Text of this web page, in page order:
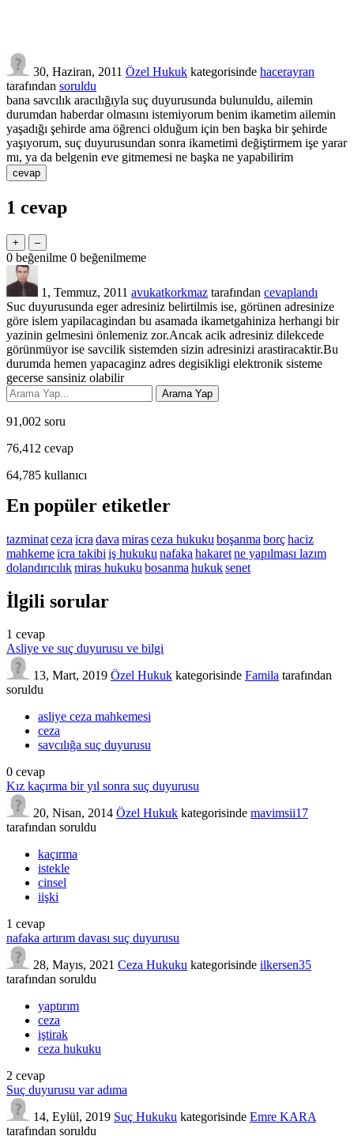
30, Haziran, 2011 Özel Hukuk kategorisinde hacerayran
tarafından soruldu
bana savcılık aracılığıyla suç duyurusunda bulunuldu, ailemin
durumdan haberdar olmasını istemiyorum benim ikametim ailemin
yaşadığı şehirde ama öğrenci olduğum için ben başka bir şehirde
yaşıyorum, suç duyurusundan sonra ikametimi değiştirmem işe yarar
mı, ya da belgenin eve gitmemesi ne başka ne yapabilirim
1 cevap
0 beğenilme 0 beğenilmeme
1, Temmuz, 2011 avukatkorkmaz tarafından cevaplandı
Suc duyurusunda eger adresiniz belirtilmis ise, görünen adresinize
göre islem yapilacagindan bu asamada ikametgahiniza herhangi bir
yazinin gelmesini önlemeniz zor.Ancak acik adresiniz dilekcede
görünmüyor ise savcilik sistemden sizin adresinizi arastiracaktir.Bu
durumda hemen yapacaginz adres degisikligi elektronik sisteme
gecerse sansiniz olabilir
91,002 soru
76,412 cevap
64,785 kullanıcı
En popüler etiketler
tazminatceza icra dava mirasceza hukuku boşanma borçhaciz
mahkemeicra takibi iş hukuku nafaka hakaretne yapılması lazım
dolandırıcılıkmiras hukuku bosanma hukuksenet
İlgili sorular
1 cevap
Asliye ve suç duyurusu ve bilgi
13, Mart, 2019 Özel Hukuk kategorisinde Famila tarafından
soruldu
asliye ceza mahkemesi
ceza
savcılığa suç duyurusu
0 cevap
Kız kaçırma bir yıl sonra suç duyurusu
20, Nisan, 2014 Özel Hukuk kategorisinde mavimsii17
tarafından soruldu
kaçırma
istekle
cinsel
iişki
1 cevap
nafaka artırım davası suç duyurusu
28, Mayıs, 2021 Ceza Hukuku kategorisinde ilkersen35
tarafından soruldu
yaptırım
ceza
iştirak
ceza hukuku
2 cevap
Suç duyurusu var adıma
14, Eylül, 2019 Suç Hukuku kategorisinde Emre KARA
tarafından soruldu